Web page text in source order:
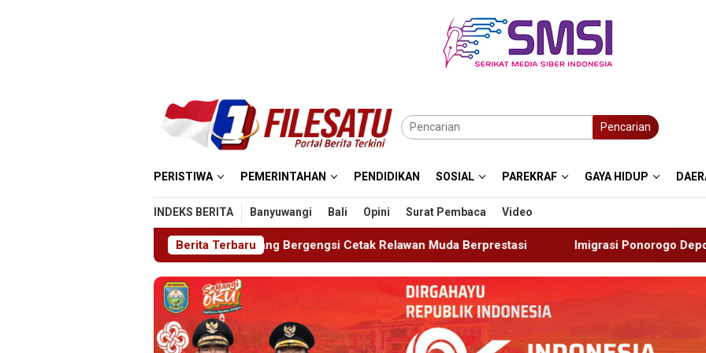
Pencarian
PERISTIWA PEMERINTAHAN PENDIDIKAN SOSIAL PAREKRAF GAYA HIDUP
INDEKS BERITA Banyuwangi Bali Opini Surat Pembaca Video
Berita Terbaru
2026, Ajang Bergengsi Cetak Relawan Muda Berprestasi Imigrasi Ponorogo Deportasi Satu WN Tiongkok